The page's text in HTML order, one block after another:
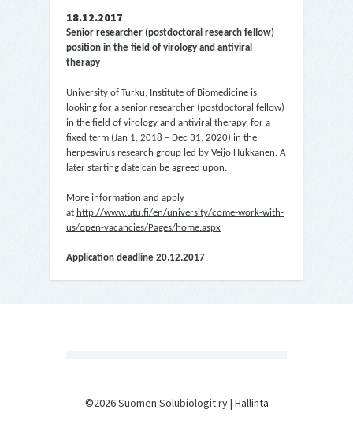
18.12.2017
Senior researcher (postdoctoral research fellow)
position in the field of virology and antiviral
therapy
University of Turku, Institute of Biomedicine is
looking for a senior researcher (postdoctoral fellow)
in the field of virology and antiviral therapy, for a
fixed term (Jan 1, 2018 – Dec 31, 2020) in the
herpesvirus research group led by Veijo Hukkanen. A
later starting date can be agreed upon.
More information and apply
at http://www.utu.fi/en/university/come-work-with-
us/open-vacancies/Pages/home.aspx
Application deadline 20.12.2017.
©2026 Suomen Solubiologit ry | Hallinta